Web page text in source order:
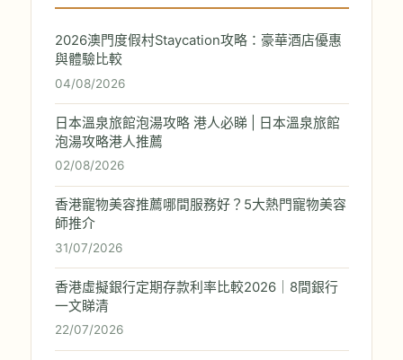
2026澳門度假村Staycation攻略：豪華酒店優惠
與體驗比較
04/08/2026
日本溫泉旅館泡湯攻略 港人必睇 | 日本溫泉旅館
泡湯攻略港人推薦
02/08/2026
香港寵物美容推薦哪間服務好？5大熱門寵物美容
師推介
31/07/2026
香港虛擬銀行定期存款利率比較2026｜8間銀行
一文睇清
22/07/2026